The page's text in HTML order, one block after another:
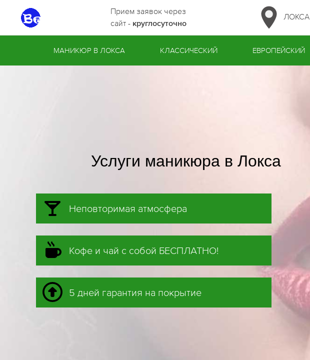
Прием заявок через
сайт - круглосуточно
ЛОКСА
МАНИКЮР В ЛОКСА КЛАССИЧЕСКИЙ ЕВРОПЕЙСКИЙ
Услуги маникюра в Локса
Неповторимая атмосфера
Кофе и чай с собой БЕСПЛАТНО!
5 дней гарантия на покрытие